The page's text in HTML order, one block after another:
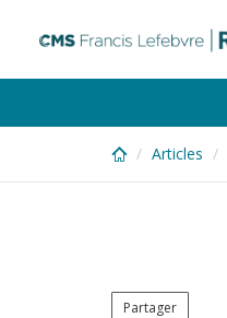
content
Articles
Partager